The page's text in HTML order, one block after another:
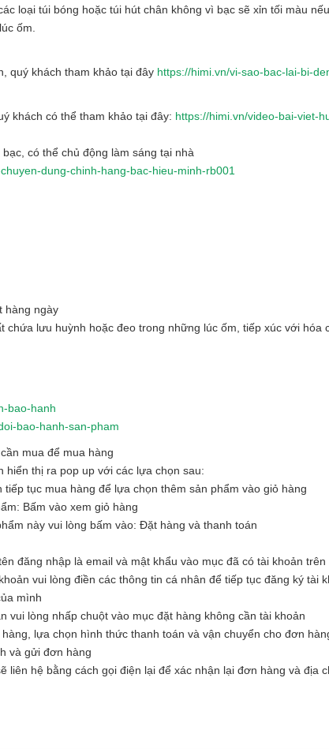
loại túi bóng hoặc túi hút chân không vì bạc sẽ xỉn tối màu
ốm.
quý khách tham khảo tại đây https://himi.vn/vi-sao-bac-lai-bi-
khách có thể tham khảo tại đây: https://himi.vn/video-bai-viet-
có thể chủ động làm sáng tại nhà
dung-chinh-hang-bac-hieu-minh-rb001
hàng ngày
chứa lưu huỳnh hoặc đeo trong những lúc ốm, tiếp xúc với hóa
bao-hanh
bao-hanh-san-pham
mua để mua hàng
thị ra pop up với các lựa chọn sau:
tục mua hàng để lựa chọn thêm sản phẩm vào giỏ hàng
Bấm vào xem giỏ hàng
này vui lòng bấm vào: Đặt hàng và thanh toán
đăng nhập là email và mật khẩu vào mục đã có tài khoản trên
vui lòng điền các thông tin cá nhân để tiếp tục đăng ký tài
mình
vui lòng nhấp chuột vào mục đặt hàng không cần tài khoản
lựa chọn hình thức thanh toán và vận chuyển cho đơn
và gửi đơn hàng
hệ bằng cách gọi điện lại để xác nhận lại đơn hàng và địa